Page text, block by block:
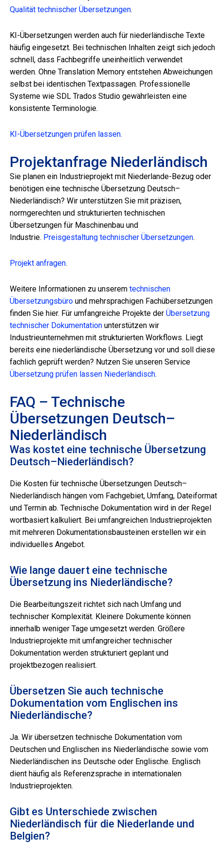
Qualität technischer Übersetzungen.
KI-Übersetzungen werden auch für niederländische Texte
häufig eingesetzt. Bei technischen Inhalten zeigt sich jedoch
schnell, dass Fachbegriffe uneinheitlich verwendet
werden. Ohne Translation Memory entstehen Abweichungen
selbst bei identischen Textpassagen. Professionelle
Systeme wie SDL Trados Studio gewährleisten eine
konsistente Terminologie.
KI-Übersetzungen prüfen lassen.
Projektanfrage Niederländisch
Sie planen ein Industrieprojekt mit Niederlande-Bezug oder
benötigen eine technische Übersetzung Deutsch–
Niederländisch? Wir unterstützen Sie mit präzisen,
normgerechten und strukturierten technischen
Übersetzungen für Maschinenbau und
Industrie. Preisgestaltung technischer Übersetzungen.
Projekt anfragen.
Weitere Informationen zu unserem technischen
Übersetzungsbüro und mehrsprachigen Fachübersetzungen
finden Sie hier. Für umfangreiche Projekte der Übersetzung
technischer Dokumentation unterstützen wir
Industrieunternehmen mit strukturierten Workflows. Liegt
bereits eine niederländische Übersetzung vor und soll diese
fachlich geprüft werden? Nutzen Sie unseren Service
Übersetzung prüfen lassen Niederländisch.
FAQ – Technische
Übersetzungen Deutsch–
Niederländisch
Was kostet eine technische Übersetzung
Deutsch–Niederländisch?
Die Kosten für technische Übersetzungen Deutsch–
Niederländisch hängen vom Fachgebiet, Umfang, Dateiformat
und Termin ab. Technische Dokumentation wird in der Regel
wortbasiert kalkuliert. Bei umfangreichen Industrieprojekten
mit mehreren Dokumentationsbausteinen erstellen wir ein
individuelles Angebot.
Wie lange dauert eine technische
Übersetzung ins Niederländische?
Die Bearbeitungszeit richtet sich nach Umfang und
technischer Komplexität. Kleinere Dokumente können
innerhalb weniger Tage umgesetzt werden. Größere
Industrieprojekte mit umfangreicher technischer
Dokumentation werden strukturiert geplant und
projektbezogen realisiert.
Übersetzen Sie auch technische
Dokumentation vom Englischen ins
Niederländische?
Ja. Wir übersetzen technische Dokumentation vom
Deutschen und Englischen ins Niederländische sowie vom
Niederländischen ins Deutsche oder Englische. Englisch
dient häufig als Referenzsprache in internationalen
Industrieprojekten.
Gibt es Unterschiede zwischen
Niederländisch für die Niederlande und
Belgien?